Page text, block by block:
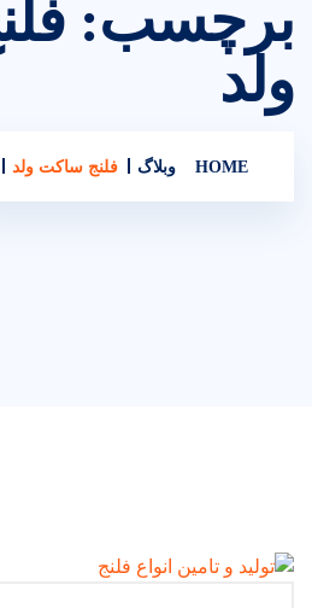
برچسب:
ولد
HOME وبلاگ فلنج ساکت ولد